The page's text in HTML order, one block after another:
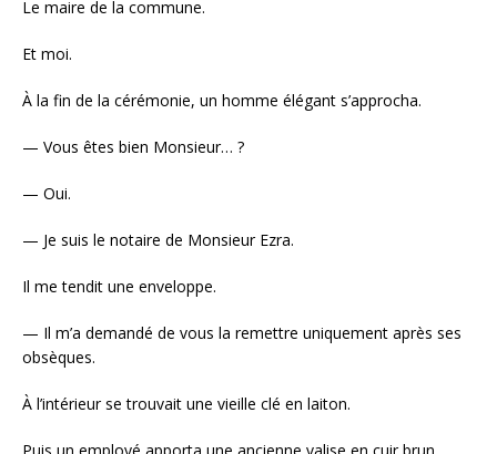
Le maire de la commune.
Et moi.
À la fin de la cérémonie, un homme élégant s’approcha.
— Vous êtes bien Monsieur… ?
— Oui.
— Je suis le notaire de Monsieur Ezra.
Il me tendit une enveloppe.
— Il m’a demandé de vous la remettre uniquement après ses
obsèques.
À l’intérieur se trouvait une vieille clé en laiton.